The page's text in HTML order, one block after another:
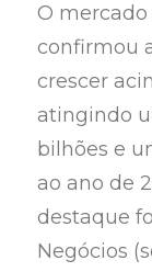
O mercado
confirmou
crescer
atingindo
bilhões e
ao ano de
destaque
Negócios